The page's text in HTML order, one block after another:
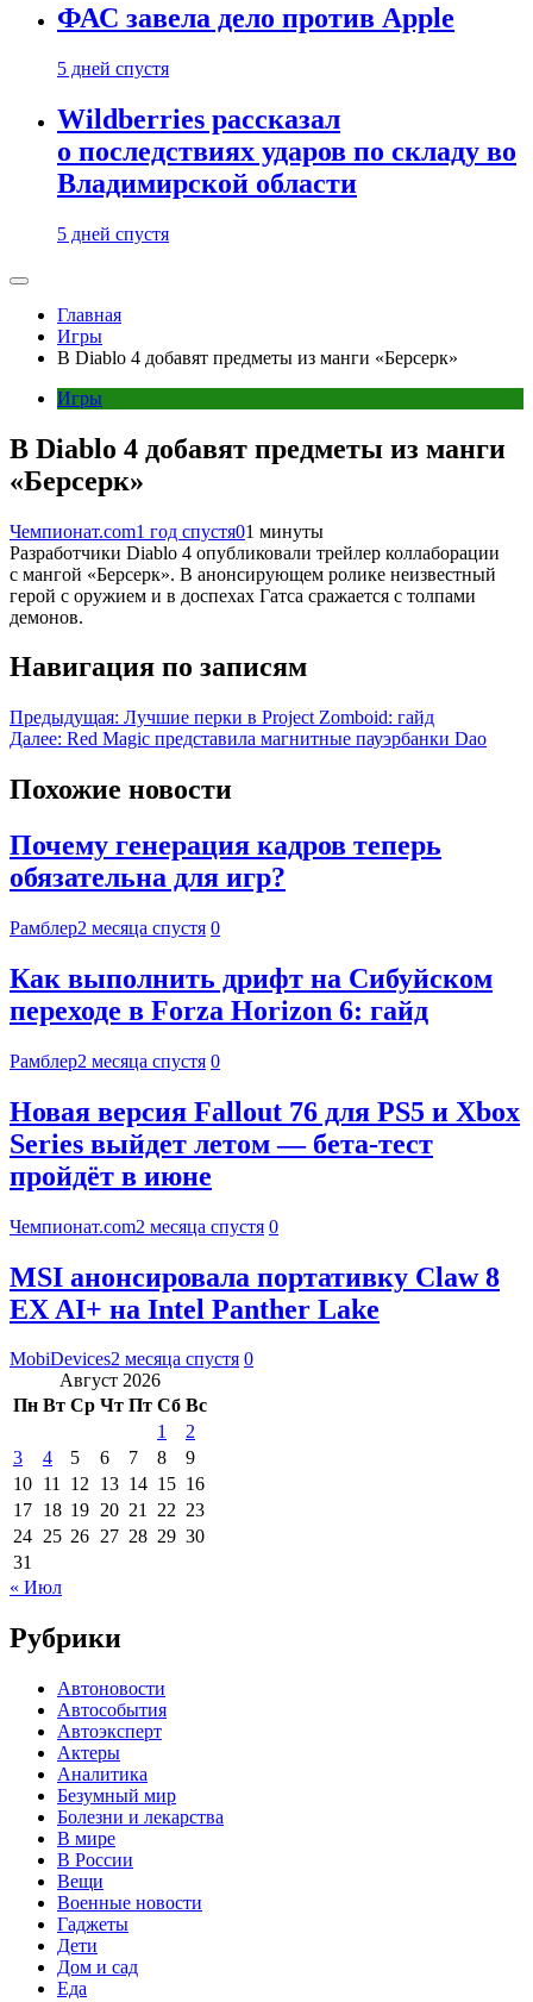
ФАС завела дело против Apple
5 дней спустя
Wildberries рассказал
о последствиях ударов по складу во
Владимирской области
5 дней спустя
Главная
Игры
В Diablo 4 добавят предметы из манги «Берсерк»
Игры
В Diablo 4 добавят предметы из манги
«Берсерк»
Чемпионат.com1 год спустя01 минуты
Разработчики Diablo 4 опубликовали трейлер коллаборации
с мангой «Берсерк». В анонсирующем ролике неизвестный
герой с оружием и в доспехах Гатса сражается с толпами
демонов.
Навигация по записям
Предыдущая: Лучшие перки в Project Zomboid: гайд
Далее: Red Magic представила магнитные пауэрбанки Dao
Похожие новости
Почему генерация кадров теперь
обязательна для игр?
Рамблер2 месяца спустя 0
Как выполнить дрифт на Сибуйском
переходе в Forza Horizon 6: гайд
Рамблер2 месяца спустя 0
Новая версия Fallout 76 для PS5 и Xbox
Series выйдет летом — бета-тест
пройдёт в июне
Чемпионат.com2 месяца спустя 0
MSI анонсировала портативку Claw 8
EX AI+ на Intel Panther Lake
MobiDevices2 месяца спустя 0
Август 2026
Пн Вт Ср Чт Пт Сб Вс
1
2
3
4 5 6 7 8
9
10 11 12 13 14 15 16
17 18 19 20 21 22 23
24 25 26 27 28 29 30
31
« Июл
Рубрики
Автоновости
Автособытия
Автоэксперт
Актеры
Аналитика
Безумный мир
Болезни и лекарства
В мире
В России
Вещи
Военные новости
Гаджеты
Дети
Дом и сад
Еда